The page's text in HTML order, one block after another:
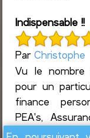
Indispensable !!
ParChristophe
Vu le
pour un
finance
PEA's,
ainsi que l...